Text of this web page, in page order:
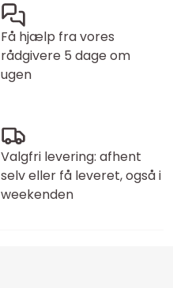
Få hjælp fra vores
rådgivere 5 dage om
ugen
Valgfri levering: afhent
selv eller få leveret, også i
weekenden